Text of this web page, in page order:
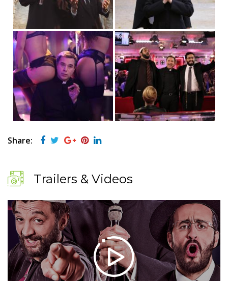
Share:
Trailers & Videos